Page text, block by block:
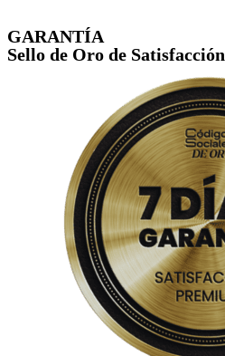
GARANTÍA
Sello de Oro de Satisfacción